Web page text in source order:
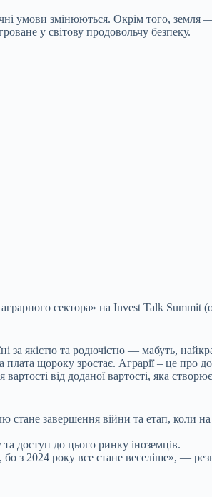
умови змінюються. Окрім того, земля
у світову продовольчу безпеку.
сектора» на Invest Talk
за якістю та родючістю — мабуть,
щороку зростає. Аграрії – це про
від доданої вартості, яка
завершення війни та етап, коли
доступ до цього ринку іноземців.
бо з 2024 року все стане веселіше», —